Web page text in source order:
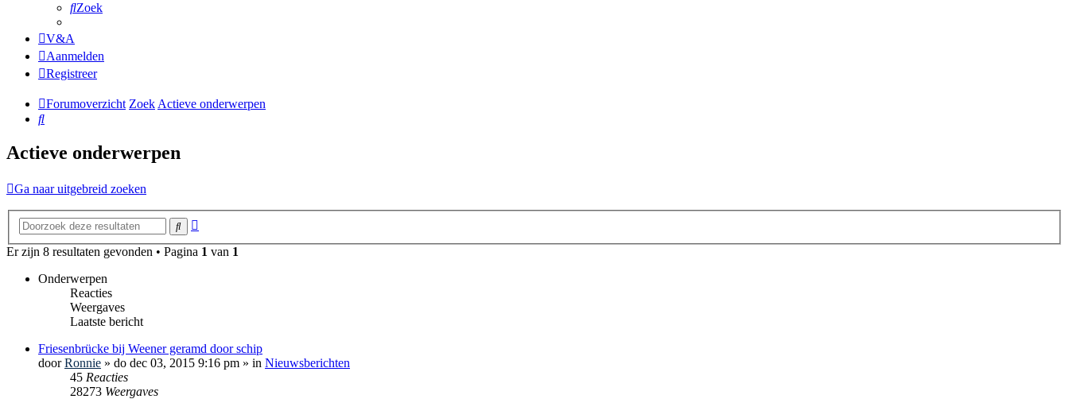
Zoek
V&A
Aanmelden
Registreer
Forumoverzicht ZoekActieve onderwerpen
Zoek
Actieve onderwerpen
Ga naar uitgebreid zoeken
Zoek
Er zijn 8 resultaten gevonden • Pagina 1 van 1
Onderwerpen
Reacties
Weergaves
Laatste bericht
Friesenbrücke bij Weener geramd door schip
doorRonnie » do dec 03, 2015 9:16 pm » in Nieuwsberichten
45 Reacties
28273 Weergaves